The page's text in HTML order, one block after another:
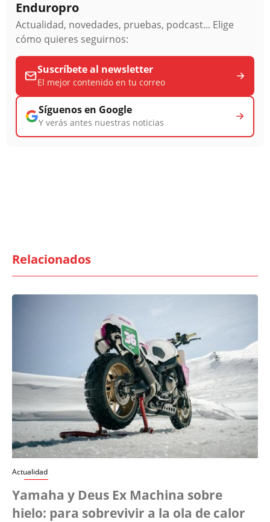
Enduropro
Actualidad, novedades, pruebas, podcast... Elige
cómo quieres seguirnos:
Suscríbete al newsletter
El mejor contenido en tu correo
Síguenos en Google
Y verás antes nuestras noticias
Relacionados
Actualidad
Yamaha y Deus Ex Machina sobre
hielo: para sobrevivir a la ola de calor